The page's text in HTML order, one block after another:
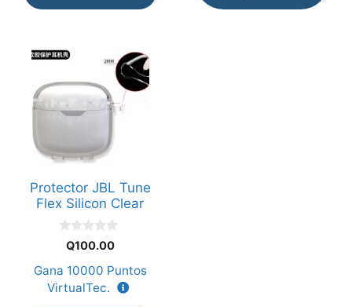
Protector JBL Tune
Flex Silicon Clear
5
Q100.00
Gana 10000 Puntos
VirtualTec.